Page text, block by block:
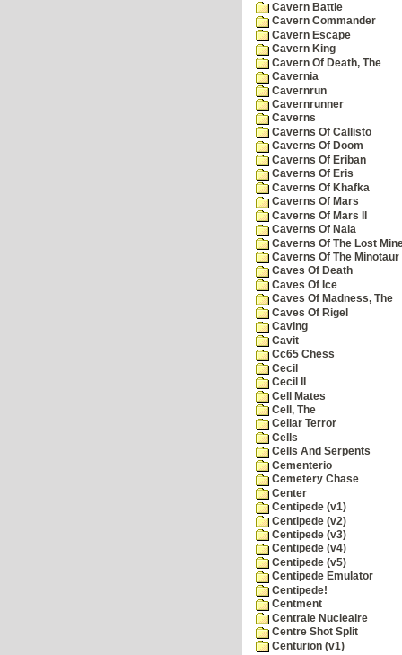
Cavern Battle
Cavern Commander
Cavern Escape
Cavern King
Cavern Of Death, The
Cavernia
Cavernrun
Cavernrunner
Caverns
Caverns Of Callisto
Caverns Of Doom
Caverns Of Eriban
Caverns Of Eris
Caverns Of Khafka
Caverns Of Mars
Caverns Of Mars II
Caverns Of Nala
Caverns Of The Lost
Caverns Of The Minotaur
Caves Of Death
Caves Of Ice
Caves Of Madness, The
Caves Of Rigel
Caving
Cavit
Cc65 Chess
Cecil
Cecil II
Cell Mates
Cell, The
Cellar Terror
Cells
Cells And Serpents
Cementerio
Cemetery Chase
Center
Centipede (v1)
Centipede (v2)
Centipede (v3)
Centipede (v4)
Centipede (v5)
Centipede Emulator
Centipede!
Centment
Centrale Nucleaire
Centre Shot Split
Centurion (v1)